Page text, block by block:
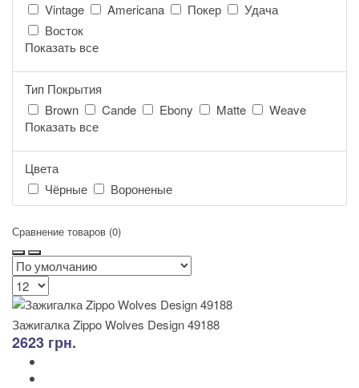
Vintage
Americana Покер
Удача
Восток
Показать все
Тип Покрытия
Brown
Cande Ebony Matte
Weave
Показать все
Цвета
Чёрные
Вороненые
Сравнение товаров (0)
Зажигалка Zippo Wolves Design 49188
2623 грн.